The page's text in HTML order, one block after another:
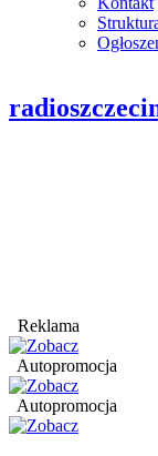
Reklama
Autopromocja
Autopromocja